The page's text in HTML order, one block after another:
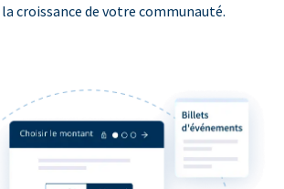
croissance de votre communauté.